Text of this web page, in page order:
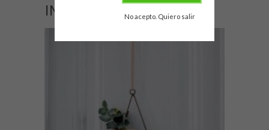
No acepto. Quiero salir
IMG_1913